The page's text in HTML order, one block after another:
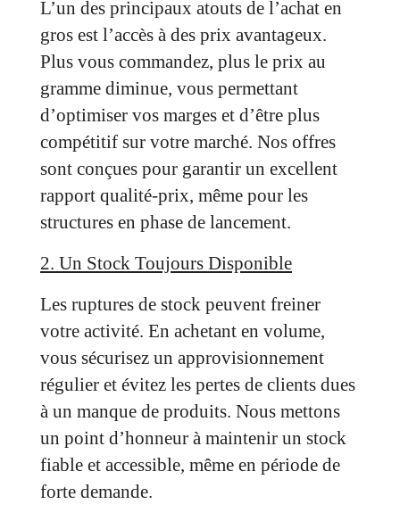
L’un des principaux atouts de l’achat en
gros est l’accès à des prix avantageux.
Plus vous commandez, plus le prix au
gramme diminue, vous permettant
d’optimiser vos marges et d’être plus
compétitif sur votre marché. Nos offres
sont conçues pour garantir un excellent
rapport qualité-prix, même pour les
structures en phase de lancement.
2. Un Stock Toujours Disponible
Les ruptures de stock peuvent freiner
votre activité. En achetant en volume,
vous sécurisez un approvisionnement
régulier et évitez les pertes de clients dues
à un manque de produits. Nous mettons
un point d’honneur à maintenir un stock
fiable et accessible, même en période de
forte demande.